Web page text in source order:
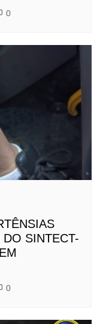
0
SINTECT-
0